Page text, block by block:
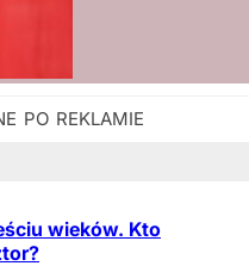
wieków. Kto